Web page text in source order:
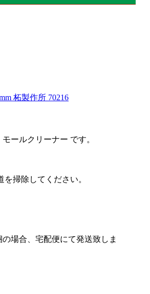
柘製作所 70216
ールクリーナー です。
掃除してください。
場合、宅配便にて発送致しま